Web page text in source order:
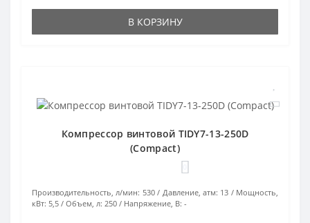
В КОРЗИНУ
Компрессор винтовой TIDY7-13-250D
(Compact)
Производительность, л/мин: 530 Давление, атм: 13
Мощность,
кВт: 5,5 Объем, л: 250 Напряжение, В: -